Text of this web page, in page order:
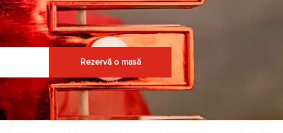
Rezervă o masă